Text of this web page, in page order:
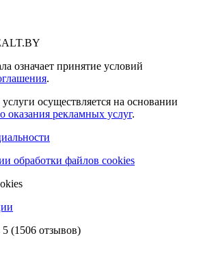
означает принятие условий
.
осуществляется на основании
оказания рекламных услуг.
обработки файлов cookies
5 (1506 отзывов)